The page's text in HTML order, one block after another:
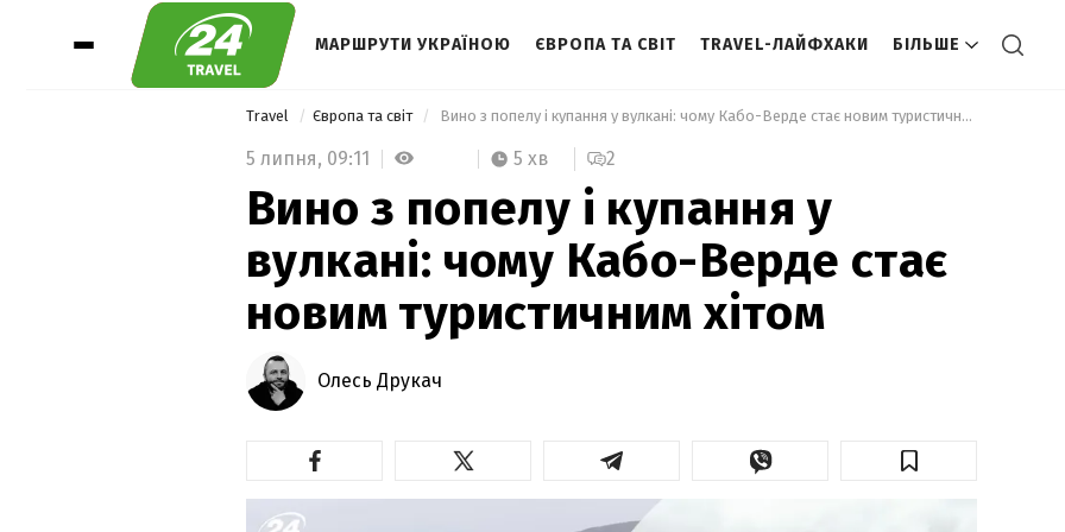
МАРШРУТИ УКРАЇНОЮ ЄВРОПА ТА СВІТ TRAVEL-ЛАЙФХАКИ БІЛЬШЕ
Travel Європа та світ Вино з попелу і купання у вулкані: чому Кабо-Верде стає новим туристичним хітом
5 липня, 09:11 5 хв 2
Вино з попелу і купання у
вулкані: чому Кабо-Верде стає
новим туристичним хітом
Олесь Друкач